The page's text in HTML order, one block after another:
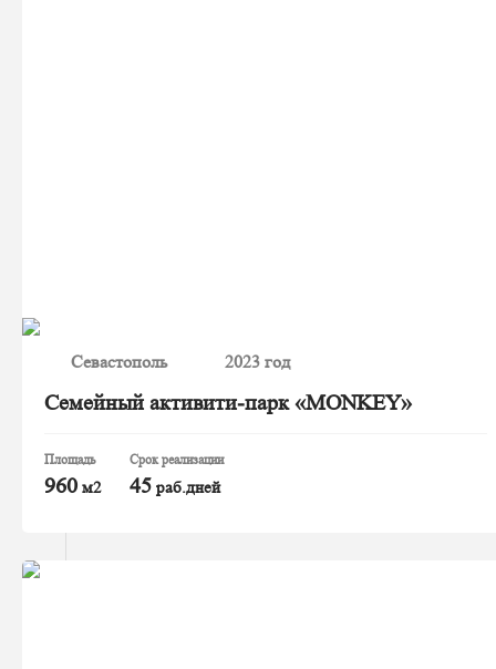
Севастополь 2023 год
Семейный активити-парк «MONKEY»
Площадь
960 м2
Срок реализации
45 раб.дней